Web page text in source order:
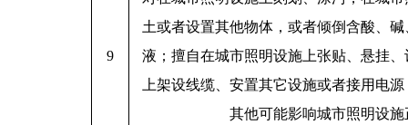
9
土或者设置其他物体，或者倾倒含酸、
液；擅自在城市照明设施上张贴、悬挂
上架设线缆、安置其它设施或者接用电
其他可能影响城市照明设